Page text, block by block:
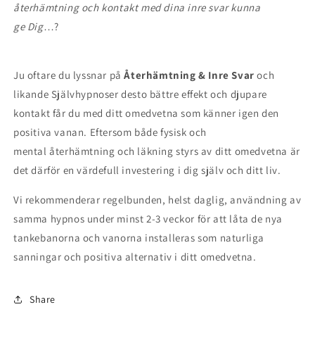
återhämtning och kontakt med dina inre svar kunna
ge Dig…?
Ju oftare du lyssnar påÅterhämtning & Inre Svar och
likande Självhypnoser desto bättre effekt och djupare
kontakt får du med ditt omedvetna som känner igen den
positiva vanan. Eftersom både fysisk och
mental återhämtning och läkning styrs av ditt omedvetna är
det därför en värdefull investering i dig själv och ditt liv.
Vi rekommenderar regelbunden, helst daglig, användning av
samma hypnos under minst 2-3 veckor för att låta de nya
tankebanorna och vanorna installeras som naturliga
sanningar och positiva alternativ i ditt omedvetna.
Share